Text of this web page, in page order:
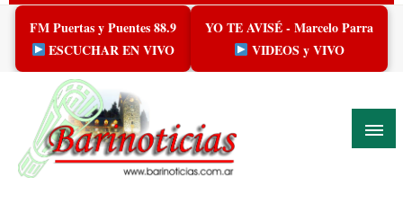
Skip
content
FM Puertas y Puentes 88.9
ESCUCHAR EN VIVO
YO TE AVISÉ - Marcelo Parra
VIDEOS y VIVO